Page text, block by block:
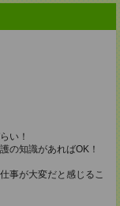
い！
の知識があればOK！
事が大変だと感じるこ